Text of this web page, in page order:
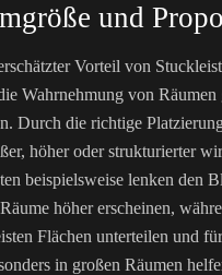
und
Vorteil von
Wahrnehmung von Räumen
Durch die richtige
höher oder strukturierter
beispielsweise lenken den
höher erscheinen,
Flächen unterteilen und
in großen Räumen